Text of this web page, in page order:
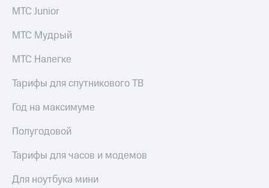
МТС Junior
МТС Мудрый
МТС Налегке
Тарифы для спутникового ТВ
Год на максимуме
Полугодовой
Тарифы для часов и модемов
Для ноутбука мини